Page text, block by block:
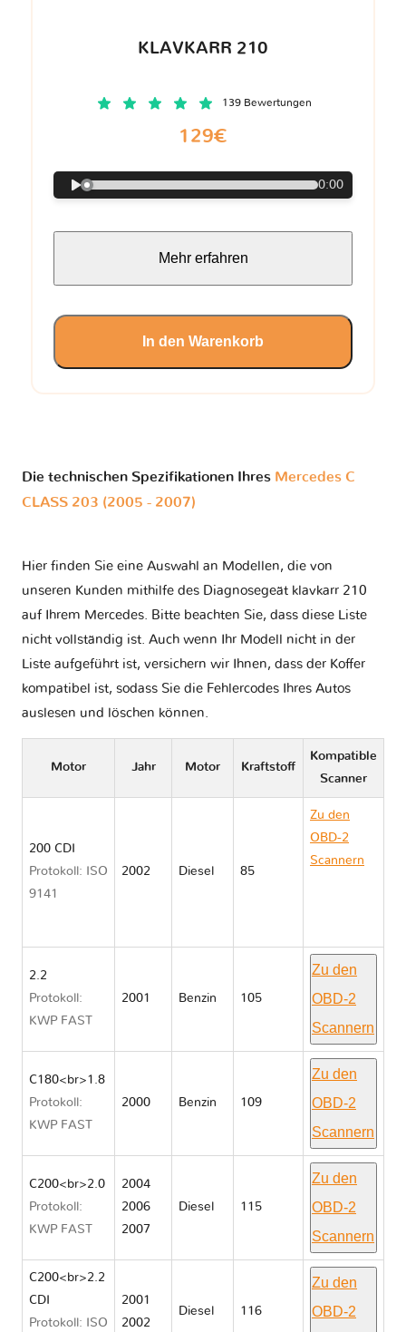
KLAVKARR 210
139 Bewertungen
129€
0:00
Mehr erfahren
In den Warenkorb
Die technischen Spezifikationen Ihres Mercedes C
CLASS 203 (2005 - 2007)
Hier finden Sie eine Auswahl an Modellen, die von
unseren Kunden mithilfe des Diagnosegeät klavkarr 210
auf Ihrem Mercedes. Bitte beachten Sie, dass diese Liste
nicht vollständig ist. Auch wenn Ihr Modell nicht in der
Liste aufgeführt ist, versichern wir Ihnen, dass der Koffer
kompatibel ist, sodass Sie die Fehlercodes Ihres Autos
auslesen und löschen können.
Motor Jahr Motor Kraftstoff
Kompatible
Scanner
200 CDI
Protokoll: ISO
9141
2002 Diesel 85
Zu den
OBD-2
Scannern
2.2
Protokoll:
KWP FAST
2001 Benzin 105
Zu den
OBD-2
Scannern
C180<br>1.8
Protokoll:
KWP FAST
2000 Benzin 109
Zu den
OBD-2
Scannern
C200<br>2.0
Protokoll:
KWP FAST
2004
2006
2007
Diesel 115
Zu den
OBD-2
Scannern
C200<br>2.2
CDI
Protokoll: ISO
2001
2002
Diesel 116
Zu den
OBD-2